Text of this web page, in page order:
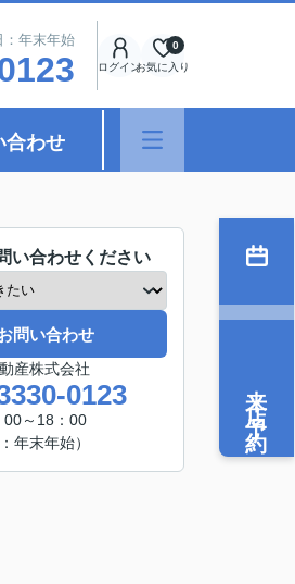
年末年始
ログインお気に入り
0
合わせ
い合わせください
問い合わせ
産株式会社
0123
00～18：00
：年末年始）
来店予約